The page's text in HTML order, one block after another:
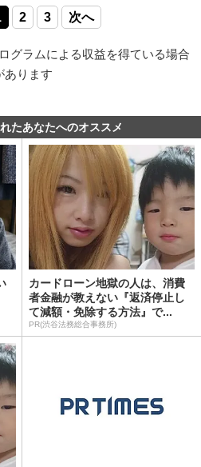
2 3 次へ
グラムによる収益を得ている場合
あります
たあなたへのオススメ
カードローン地獄の人は、消費
者金融が教えない『返済停止し
て減額・免除する方法』で...
PR(渋谷法務総合事務所)